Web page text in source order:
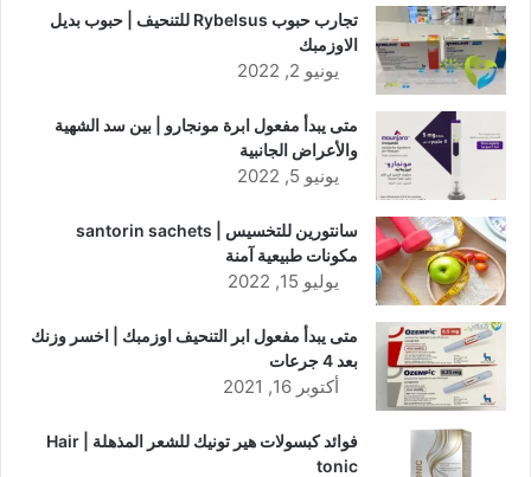
تجارب حبوب Rybelsus للتنحيف | حبوب بديل
الاوزمبك
يونيو 2, 2022
متى يبدأ مفعول ابرة مونجارو | بين سد الشهية
والأعراض الجانبية
يونيو 5, 2022
سانتورين للتخسيس | santorin sachets
مكونات طبيعية آمنة
يوليو 15, 2022
متى يبدأ مفعول ابر التنحيف اوزمبك | اخسر وزنك
بعد 4 جرعات
أكتوبر 16, 2021
فوائد كبسولات هير تونيك للشعر المذهلة | Hair
tonic